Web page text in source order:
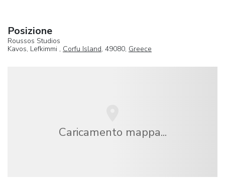
Posizione
Roussos Studios
Kavos, Lefkimmi , Corfu Island, 49080, Greece
Caricamento mappa...